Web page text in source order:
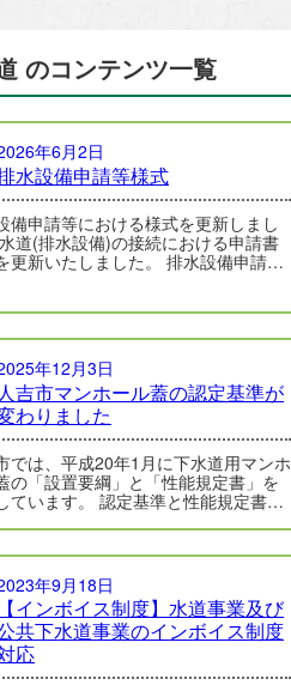
のコンテンツ一覧
年6月2日
水設備申請等様式
備申請等における様式を更新しまし
更新いたしました。 排水設備申請の
年12月3日
人吉市マンホール蓋の認定基準が
わりました
では、平成20年1月に下水道用マンホ
の「設置要綱」と「性能規定書」を
。 認定基準と性能規定書が
年9月18日
【インボイス制度】水道事業及び
共下水道事業のインボイス制度
応